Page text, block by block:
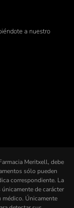
a nuestro
Meritxell, debe
sólo pueden
correspondiente. La
de carácter
Únicamente